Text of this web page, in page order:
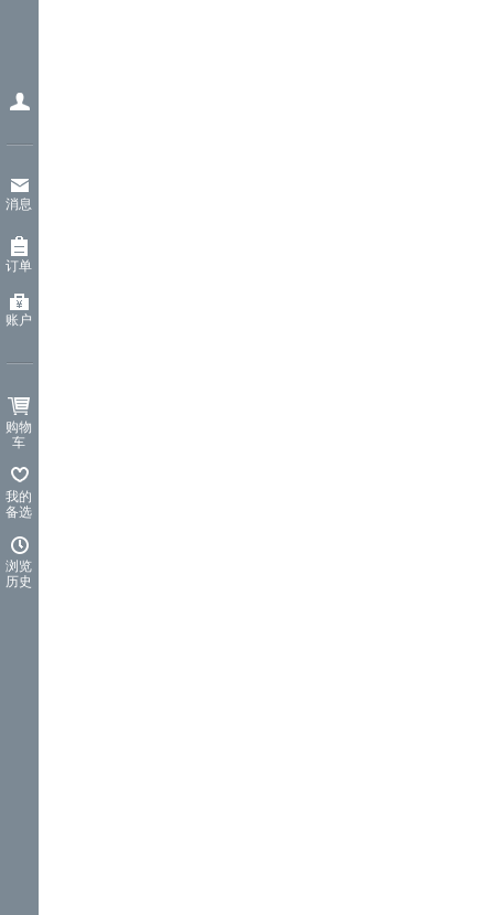
消息
订单
账户
购物
车
我的
备选
浏览
历史